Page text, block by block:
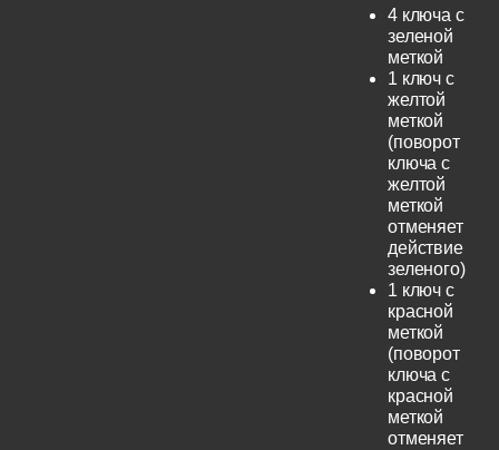
4 ключа с
зеленой
меткой
1 ключ с
желтой
меткой
(поворот
ключа с
желтой
меткой
отменяет
действие
зеленого)
1 ключ с
красной
меткой
(поворот
ключа с
красной
меткой
отменяет